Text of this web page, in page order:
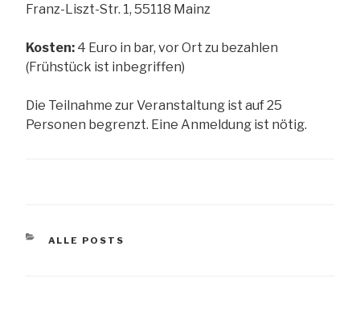
Franz-Liszt-Str. 1, 55118 Mainz
Kosten: 4 Euro in bar, vor Ort zu bezahlen
(Frühstück ist inbegriffen)
Die Teilnahme zur Veranstaltung ist auf 25
Personen begrenzt. Eine Anmeldung ist nötig.
KATEGORIEN
ALLE POSTS